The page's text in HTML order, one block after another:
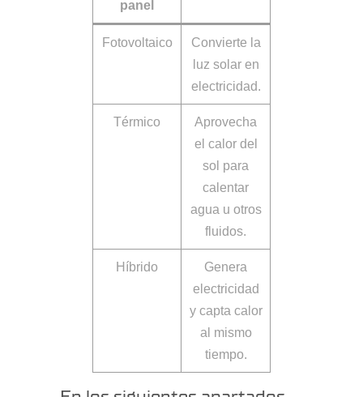
panel
Fotovoltaico
Convierte la
luz solar en
electricidad.
Térmico
Aprovecha
el calor del
sol para
calentar
agua u otros
fluidos.
Híbrido
Genera
electricidad
y capta calor
al mismo
tiempo.